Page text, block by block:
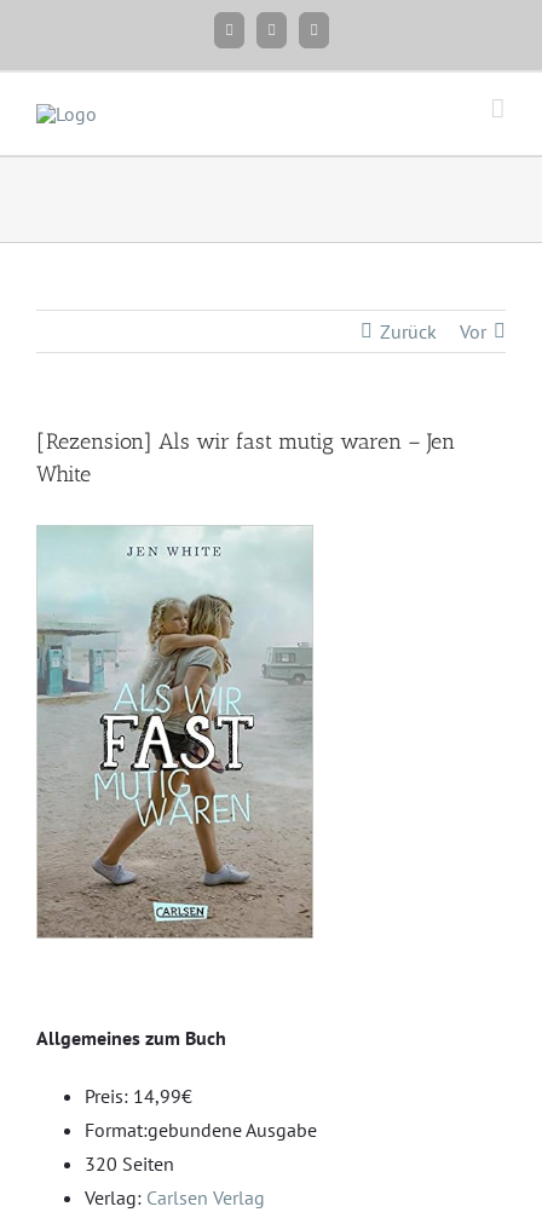
FacebookInstagramTwitter
Zurück Vor
[Rezension] Als wir fast mutig waren – Jen
White
Allgemeines zum Buch
Preis: 14,99€
Format:gebundene Ausgabe
320 Seiten
Verlag: Carlsen Verlag